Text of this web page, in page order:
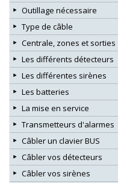
Outillage nécessaire
Type de câble
Centrale, zones et sorties
Les différents détecteurs
Les différentes sirènes
Les batteries
La mise en service
Transmetteurs d'alarmes
Câbler un clavier BUS
Câbler vos détecteurs
Câbler vos sirènes